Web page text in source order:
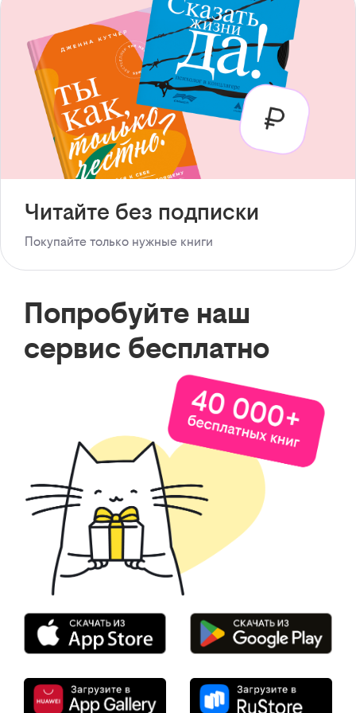
Читайте без подписки
Покупайте только нужные книги
Попробуйте наш
сервис бесплатно